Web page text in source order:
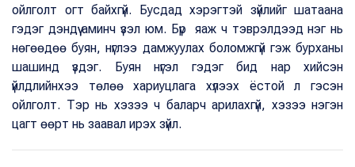
ойлголт огт байхгүй. Бусдад хэрэгтэй зүйлийг шатаана
гэдэг дэндүү аминч үзэл юм. Бүр яаж ч тэврэлдээд нэг нь
нөгөөдөө буян, нүглээ дамжуулах боломжгүй гэж бурханы
шашинд үздэг. Буян нүгэл гэдэг бид нар хийсэн
үйлдлийнхээ төлөө хариуцлага хүлээх ёстой л гэсэн
ойлголт. Тэр нь хэзээ ч баларч арилахгүй, хэзээ нэгэн
цагт өөрт нь заавал ирэх зүйл.